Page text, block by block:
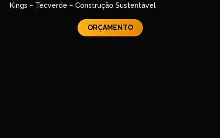
Kings – Tecverde – Construção Sustentável
ORÇAMENTO